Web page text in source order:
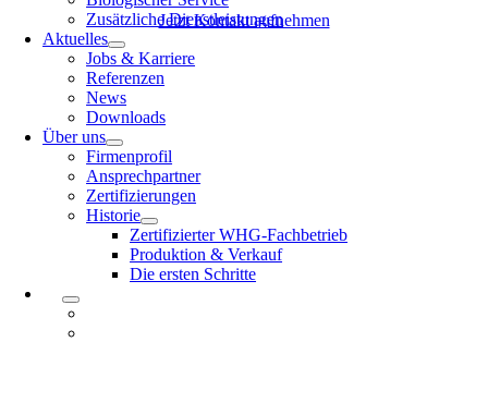
Zusätzliche Dienstleistungen
Aktuelles
Jobs & Karriere
Referenzen
News
Downloads
Über uns
Firmenprofil
Ansprechpartner
Zertifizierungen
Historie
Zertifizierter WHG-Fachbetrieb
Produktion & Verkauf
Die ersten Schritte
Jetzt Kontakt aufnehmen